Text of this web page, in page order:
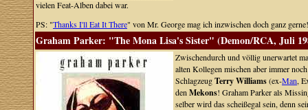
vielen Feat-Alben dabei war.
PS: "Thanks I'll Eat It There" von Mr. George mag ich inzwischen doch ganz gerne!
Graham Parker: "The Mona Lisa's Sister" (Demon/RCA, Juli
Zwischendurch und völlig unerwartet
alten Kollegen mischen aber immer
SchlagzeugTerry Williams(ex-Man,
den Mekons! Graham Parker als
selber wird das scheißegal sein, denn